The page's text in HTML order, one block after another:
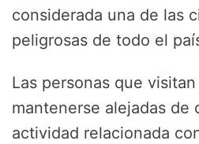
considerada una de las
peligrosas de todo el
Las personas que
mantenerse alejadas de
actividad relacionada